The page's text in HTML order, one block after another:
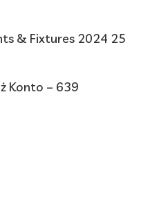
& Fixtures 2024 25
Konto – 639